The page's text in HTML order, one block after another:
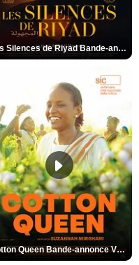
Les Silences de Riyad Bande-annonce VO STFR
Cotton Queen Bande-annonce VO STFR